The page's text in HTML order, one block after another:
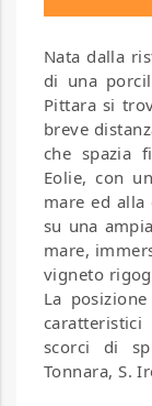
Nata dalla
di una
Pittara si
breve
che spazia
Eolie, con
mare ed
su una
mare,
vigneto
La
scorci di
Tonnara, S.